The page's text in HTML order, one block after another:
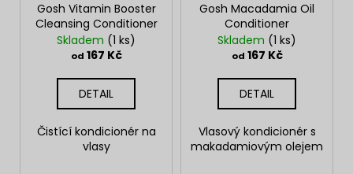
Gosh Vitamin Booster
Cleansing Conditioner
Skladem (1 ks)
od 167 Kč
DETAIL
Čistící kondicionér na
vlasy
Gosh Macadamia Oil
Conditioner
Skladem (1 ks)
od 167 Kč
DETAIL
Vlasový kondicionér s
makadamiovým olejem